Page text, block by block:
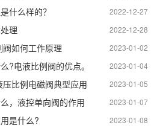
2022-12-27
什么样的？
2022-12-28
理
2023-01-02
如何工作原理
2023-01-04
?电液比例阀的优点。
2023-01-05
比例电磁阀典型应用
2023-01-07
，液控单向阀的作用
2023-01-08
是什么?